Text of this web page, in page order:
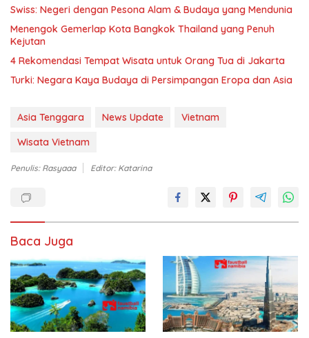
Swiss: Negeri dengan Pesona Alam & Budaya yang Mendunia
Menengok Gemerlap Kota Bangkok Thailand yang Penuh
Kejutan
4 Rekomendasi Tempat Wisata untuk Orang Tua di Jakarta
Turki: Negara Kaya Budaya di Persimpangan Eropa dan Asia
Asia Tenggara News Update
Vietnam
Wisata Vietnam
Penulis: Rasyaaa Editor: Katarina
Baca Juga